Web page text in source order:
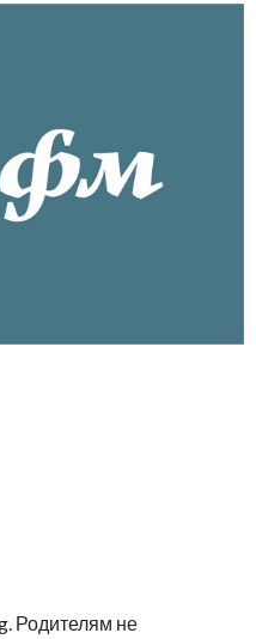
Родителям не